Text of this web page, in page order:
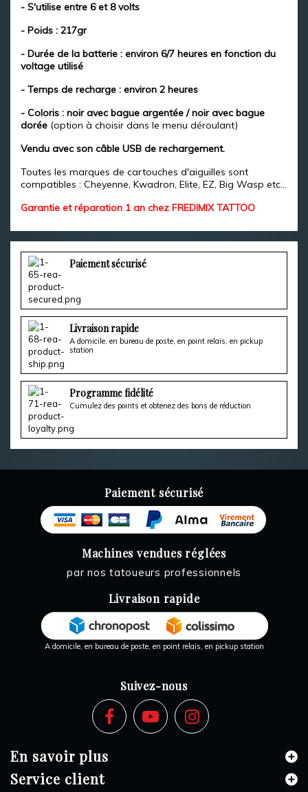
- S'utilise entre 6 et 8 volts
- Poids : 217gr
- Durée de la batterie : environ 6/7 heures en fonction du
voltage utilisé
- Temps de recharge : environ 2 heures
- Coloris : noir avec bague argentée / noir avec bague
dorée (option à choisir dans le menu déroulant)
Vendu avec son câble USB de rechargement.
Toutes les marques de cartouches d'aiguilles sont
compatibles : Cheyenne, Kwadron, Elite, EZ, Big Wasp etc...
Garantie et réparation 1 an chez FREDIMIX TATTOO
Paiement sécurisé
Livraison rapide
A domicile, en bureau de poste, en point relais, en pickup
station
Programme fidélité
Cumulez des points et obtenez des bons de réduction
Paiement sécurisé
Machines vendues réglées
par nos tatoueurs professionnels
Livraison rapide
A domicile, en bureau de poste, en point relais, en pickup station
Suivez-nous
En savoir plus
Service client